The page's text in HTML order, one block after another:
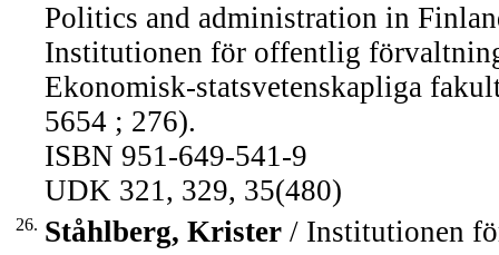
Politics and administration in
Institutionen för offentlig
Ekonomisk-statsvetenskapliga
5654 ; 276).
ISBN 951-649-541-9
UDK 321, 329, 35(480)
26. Ståhlberg, Krister / Institutionen